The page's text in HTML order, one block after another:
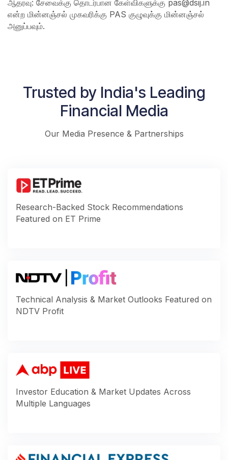
ஆதரவு: சேவைக்கு தொடர்பான கேள்விகளுக்கு pas@dsij.in
என்ற மின்னஞ்சல் முகவரிக்கு PAS குழுவுக்கு மின்னஞ்சல்
அனுப்பவும்.
Trusted by India's Leading
Financial Media
Our Media Presence & Partnerships
Research-Backed Stock Recommendations
Featured on ET Prime ​
Technical Analysis & Market Outlooks Featured on
NDTV Profit
Investor Education & Market Updates Across
Multiple Languages ​